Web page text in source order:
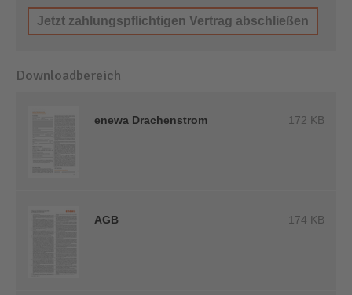
Downloadbereich
enewa Drachenstrom 172 KB
AGB 174 KB